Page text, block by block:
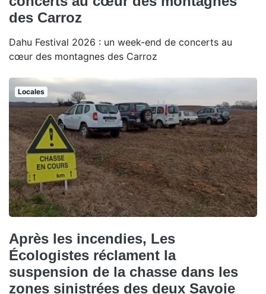
des Carroz
Dahu Festival 2026 : un week-end de concerts au
cœur des montagnes des Carroz
Locales
Après les incendies, Les
Écologistes réclament la
suspension de la chasse dans les
zones sinistrées des deux Savoie